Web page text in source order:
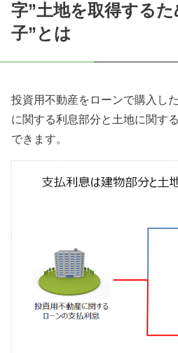
字”土地を取得するた
子”とは
投資用不動産をローンで購入し
に関する利息部分と土地に関す
できます。